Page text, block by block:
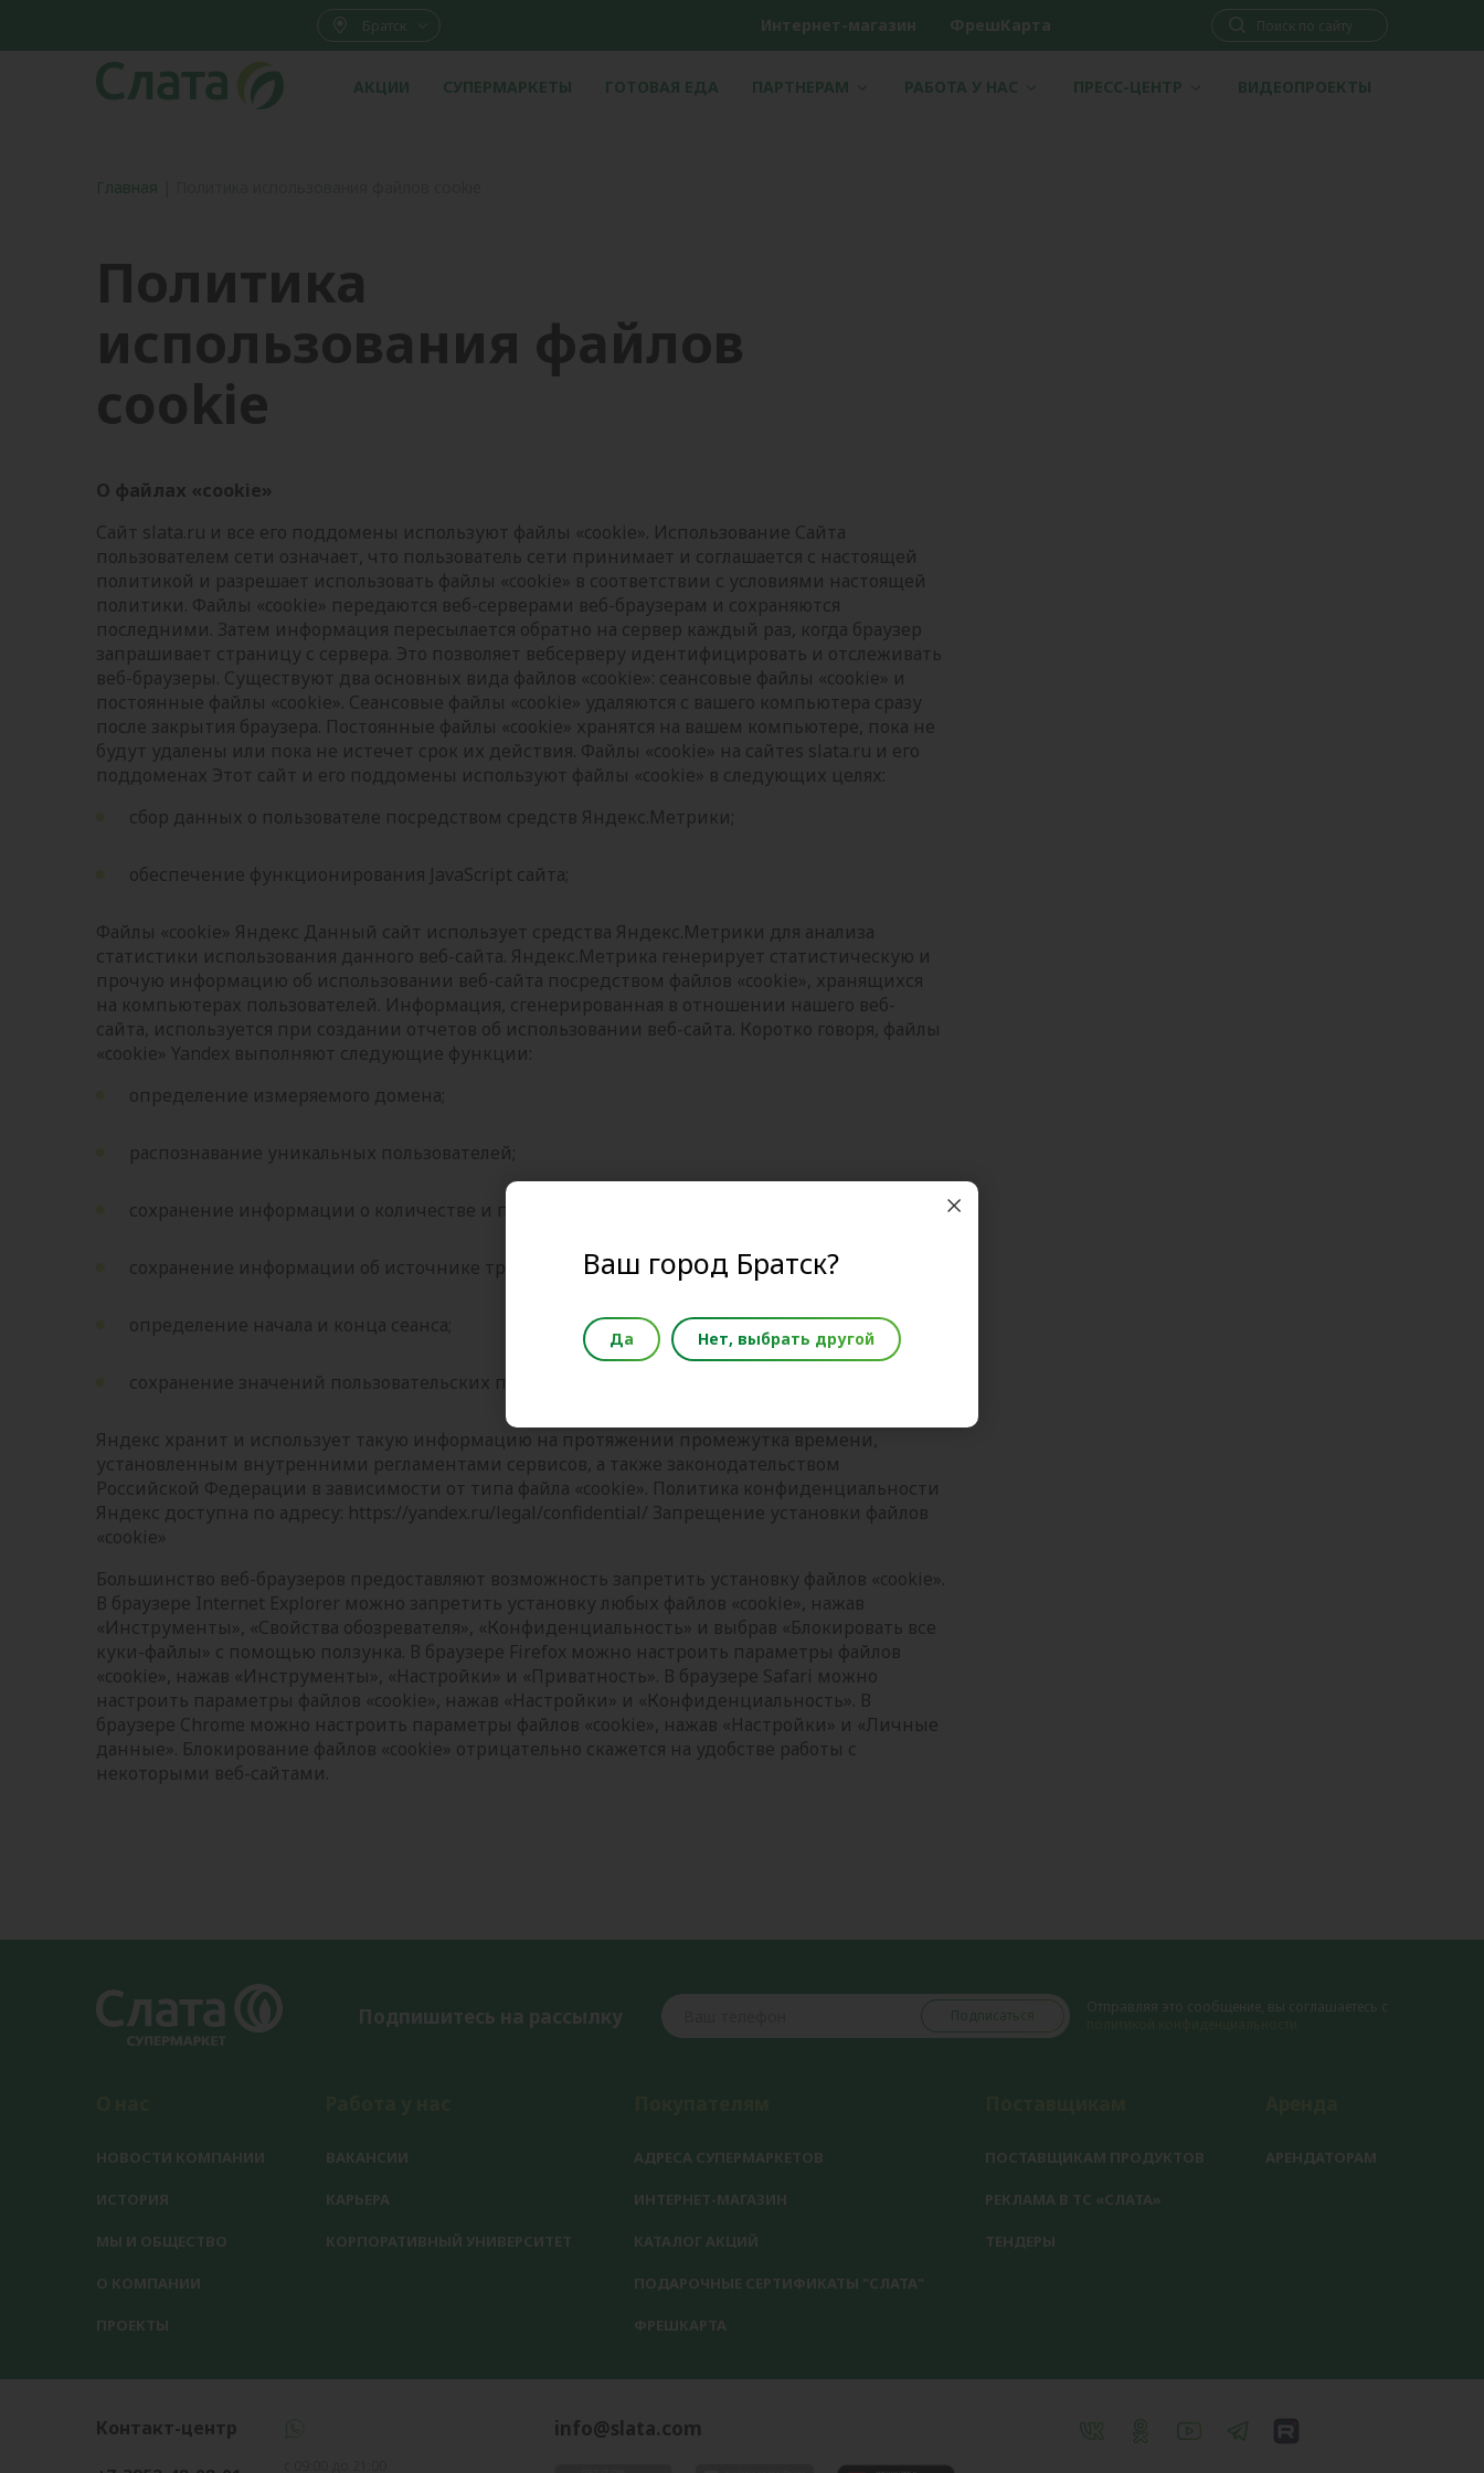
Братск Интернет-магазин ФрешКарта
АКЦИИ СУПЕРМАРКЕТЫ ГОТОВАЯ ЕДА ПАРТНЕРАМ РАБОТА У НАС ПРЕСС-ЦЕНТР ВИДЕОПРОЕКТЫ
Главная
Политика
использования файлов
cookie
О файлах «cookie»
Сайт slata.ru и все его поддомены используют файлы «cookie». Использование Сайта
пользователем сети означает, что пользователь сети принимает и соглашается с настоящей
политикой и разрешает использовать файлы «cookie» в соответствии с условиями настоящей
политики. Файлы «cookie» передаются веб-серверами веб-браузерам и сохраняются
последними. Затем информация пересылается обратно на сервер каждый раз, когда браузер
запрашивает страницу с сервера. Это позволяет вебсерверу идентифицировать и отслеживать
веб-браузеры. Существуют два основных вида файлов «cookie»: сеансовые файлы «cookie» и
постоянные файлы «cookie». Сеансовые файлы «cookie» удаляются с вашего компьютера сразу
после закрытия браузера. Постоянные файлы «cookie» хранятся на вашем компьютере, пока не
будут удалены или пока не истечет срок их действия. Файлы «cookie» на сайтеs slata.ru и его
поддоменах Этот сайт и его поддомены используют файлы «cookie» в следующих целях:
сбор данных о пользователе посредством средств Яндекс.Метрики;
обеспечение функционирования JavaScript сайта;
Файлы «cookie» Яндекс Данный сайт использует средства Яндекс.Метрики для анализа
статистики использования данного веб-сайта. Яндекс.Метрика генерирует статистическую и
прочую информацию об использовании веб-сайта посредством файлов «cookie», хранящихся
на компьютерах пользователей. Информация, сгенерированная в отношении нашего веб-
сайта, используется при создании отчетов об использовании веб-сайта. Коротко говоря, файлы
«cookie» Yandex выполняют следующие функции:
определение измеряемого домена;
распознавание уникальных пользователей;
сохранение информации о количестве и продолжительности предыдущих посещений;
сохранение информации об источнике трафика;
определение начала и конца сеанса;
сохранение значений пользовательских переменных на уровне посетителей.
Яндекс хранит и использует такую информацию на протяжении промежутка времени,
установленным внутренними регламентами сервисов, а также законодательством
Российской Федерации в зависимости от типа файла «cookie». Политика конфиденциальности
Яндекс доступна по адресу: https://yandex.ru/legal/confidential/ Запрещение установки файлов
«cookie»
Большинство веб-браузеров предоставляют возможность запретить установку файлов «cookie».
В браузере Internet Explorer можно запретить установку любых файлов «cookie», нажав
«Инструменты», «Свойства обозревателя», «Конфиденциальность» и выбрав «Блокировать все
куки-файлы» с помощью ползунка. В браузере Firefox можно настроить параметры файлов
«cookie», нажав «Инструменты», «Настройки» и «Приватность». В браузере Safari можно
настроить параметры файлов «cookie», нажав «Настройки» и «Конфиденциальность». В
браузере Chrome можно настроить параметры файлов «cookie», нажав «Настройки» и «Личные
данные». Блокирование файлов «cookie» отрицательно скажется на удобстве работы с
некоторыми веб-сайтами.
Подпишитесь на рассылку Подписаться
Отправляя это сообщение, вы соглашаетесь с
НОВОСТИ КОМПАНИИ
ИСТОРИЯ
МЫ И ОБЩЕСТВО
О КОМПАНИИ
ПРОЕКТЫ
ВАКАНСИИ
КАРЬЕРА
КОРПОРАТИВНЫЙ УНИВЕРСИТЕТ
АДРЕСА СУПЕРМАРКЕТОВ
ИНТЕРНЕТ-МАГАЗИН
КАТАЛОГ АКЦИЙ
ПОДАРОЧНЫЕ СЕРТИФИКАТЫ "СЛАТА"
ФРЕШКАРТА
ПОСТАВЩИКАМ ПРОДУКТОВ
РЕКЛАМА В ТС «СЛАТА»
ТЕНДЕРЫ
АРЕНДАТОРАМ
Контакт-центр info@slata.com
Ваш город Братск?
Да Нет, выбрать другой